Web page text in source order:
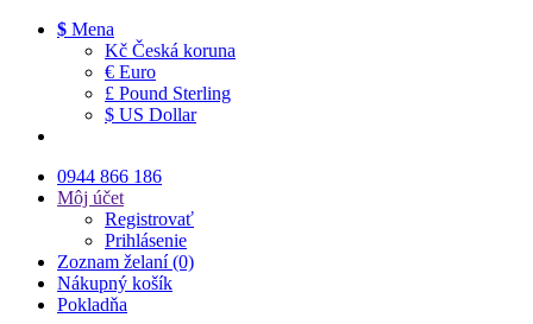
$ Mena
Kč Česká koruna
€ Euro
£ Pound Sterling
$ US Dollar
0944 866 186
Môj účet
Registrovať
Prihlásenie
Zoznam želaní (0)
Nákupný košík
Pokladňa